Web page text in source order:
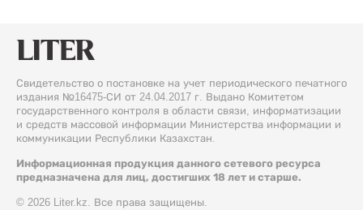
Свидетельство о постановке на учет периодического печатного
издания №16475-СИ от 24.04.2017 г. Выдано Комитетом
государственного контроля в области связи, информатизации
и средств массовой информации Министерства информации и
коммуникации Республики Казахстан.
Информационная продукция данного сетевого ресурса
предназначена для лиц, достигших 18 лет и старше.
© 2026 Liter.kz. Все права защищены.